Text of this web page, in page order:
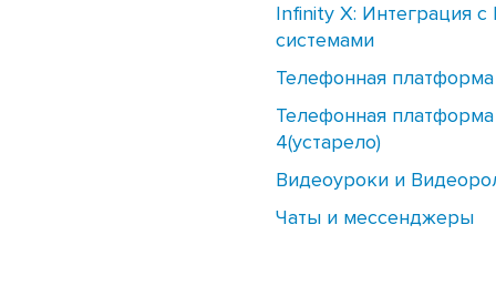
Infinity X: Интеграция с
системами
Телефонная платформа
Телефонная
4(устарело)
Видеоуроки и
Чаты и мессенджеры